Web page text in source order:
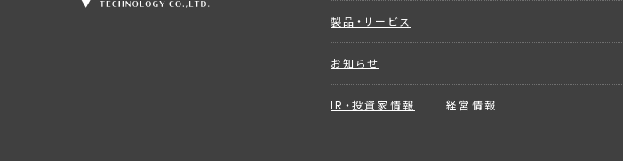
製品・サービス
お知らせ
IR・投資家情報 経営情報